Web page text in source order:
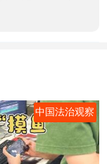
中国法治观察